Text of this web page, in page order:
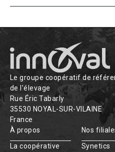
Le groupe coopératif de
de l’élevage
Rue Éric Tabarly
35530 NOYAL-SUR-VILAINE
France
À propos
La coopérative
Nos
Synetics